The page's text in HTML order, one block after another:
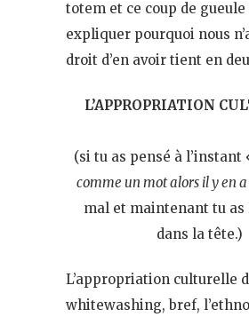
totem et ce coup de
expliquer pourquoi nous
droit d’en avoir tient en
L’APPROPRIATION
(si tu as pensé à l’instant
comme un mot alors il y en
mal et maintenant tu as
dans la tête.)
L’appropriation culturelle
whitewashing, bref,